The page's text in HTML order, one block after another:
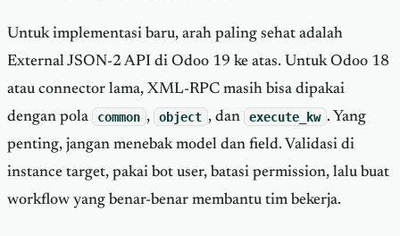
Untuk implementasi baru, arah paling sehat adalah
External JSON-2 API di Odoo 19 ke atas. Untuk Odoo 18
atau connector lama, XML-RPC masih bisa dipakai
dengan pola
common , object , dan execute_kw . Yang
penting, jangan menebak model dan field. Validasi di
instance target, pakai bot user, batasi permission, lalu buat
workflow yang benar-benar membantu tim bekerja.